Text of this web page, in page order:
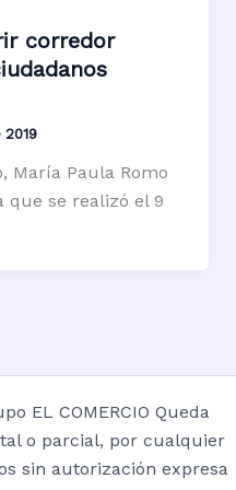
corredor
María Paula Romo
que se realizó el 9
EL COMERCIO Queda
o parcial, por cualquier
sin autorización expresa